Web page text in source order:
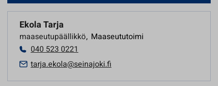
Ekola Tarja
maaseutupäällikkö, Maaseututoimi
040 523 0221
tarja.ekola@seinajoki.fi